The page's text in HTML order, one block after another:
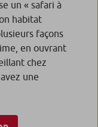
un « safari à
habitat
façons
, en ouvrant
chez
une